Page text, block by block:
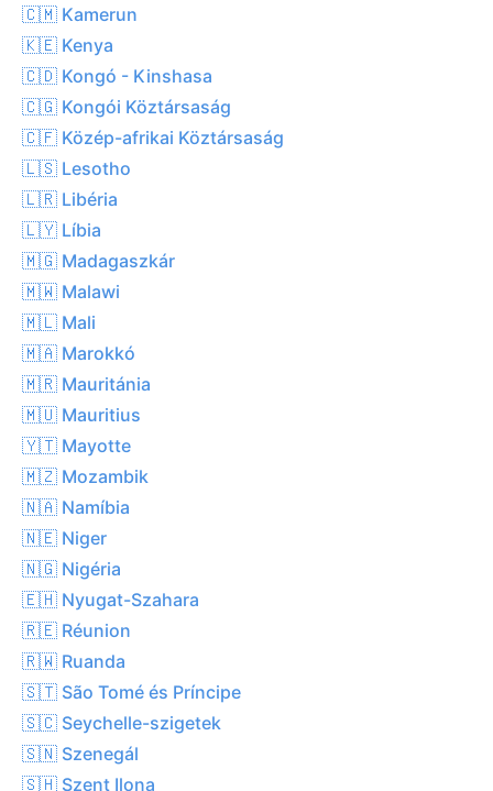
🇨🇲 Kamerun
🇰🇪 Kenya
🇨🇩 Kongó - Kinshasa
🇨🇬 Kongói Köztársaság
🇨🇫 Közép-afrikai Köztársaság
🇱🇸 Lesotho
🇱🇷 Libéria
🇱🇾 Líbia
🇲🇬 Madagaszkár
🇲🇼 Malawi
🇲🇱 Mali
🇲🇦 Marokkó
🇲🇷 Mauritánia
🇲🇺 Mauritius
🇾🇹 Mayotte
🇲🇿 Mozambik
🇳🇦 Namíbia
🇳🇪 Niger
🇳🇬 Nigéria
🇪🇭 Nyugat-Szahara
🇷🇪 Réunion
🇷🇼 Ruanda
🇸🇹 São Tomé és Príncipe
🇸🇨 Seychelle-szigetek
🇸🇳 Szenegál
🇸🇭 Szent Ilona